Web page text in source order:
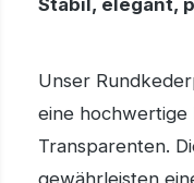
Unser
eine hochwertige
Transparenten.